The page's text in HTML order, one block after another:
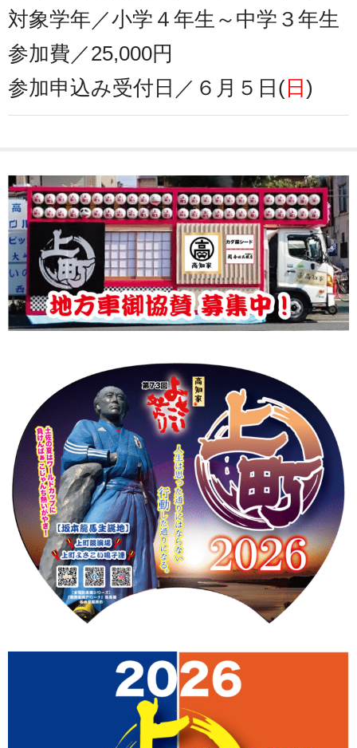
対象学年／小学４年生～中学３年生
参加費／25,000円
参加申込み受付日／６月５日(日)